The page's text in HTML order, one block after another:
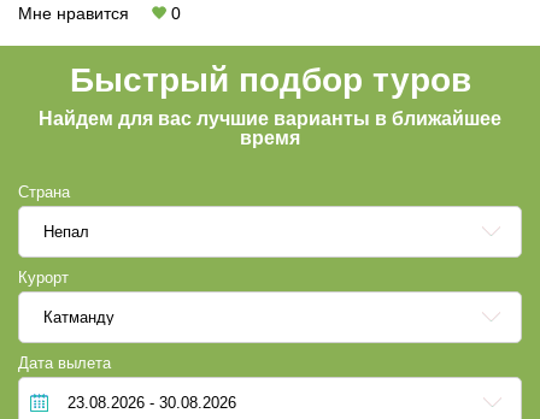
более привлекательных мест.
Мне нравится 0
Быстрый подбор туров
Найдем для вас лучшие варианты в ближайшее
время
Страна
Непал
Курорт
Катманду
Дата вылета